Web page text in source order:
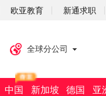
欧亚教育 新通求职
全球分公司
中国 新加坡 德国 亚